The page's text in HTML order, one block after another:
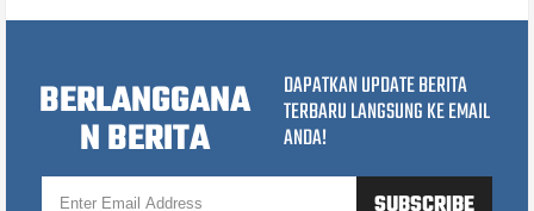
BERLANGGANA
N BERITA
DAPATKAN UPDATE BERITA
TERBARU LANGSUNG KE EMAIL
ANDA!